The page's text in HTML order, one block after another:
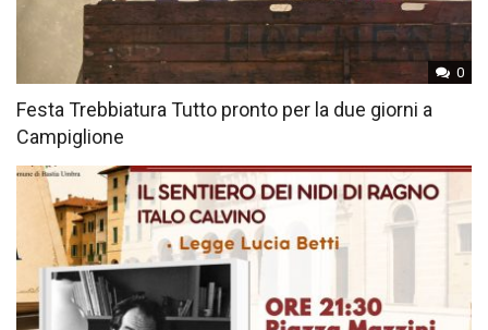
0
Festa Trebbiatura Tutto pronto per la due giorni a
Campiglione